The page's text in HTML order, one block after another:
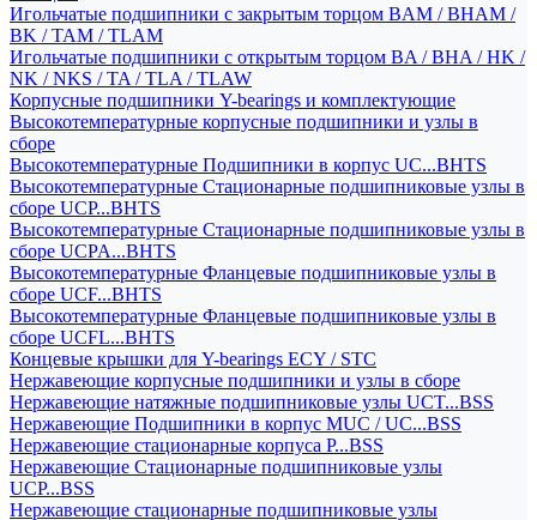
Игольчатые подшипники с закрытым торцом BAM / BHAM /
BK / TAM / TLAM
Игольчатые подшипники с открытым торцом BA / BHA / HK /
NK / NKS / TA / TLA / TLAW
Корпусные подшипники Y-bearings и комплектующие
Высокотемпературные корпусные подшипники и узлы в
сборе
Высокотемпературные Подшипники в корпус UC...BHTS
Высокотемпературные Стационарные подшипниковые узлы в
сборе UCP...BHTS
Высокотемпературные Стационарные подшипниковые узлы в
сборе UCPA...BHTS
Высокотемпературные Фланцевые подшипниковые узлы в
сборе UCF...BHTS
Высокотемпературные Фланцевые подшипниковые узлы в
сборе UCFL...BHTS
Концевые крышки для Y-bearings ECY / STC
Нержавеющие корпусные подшипники и узлы в сборе
Нержавеющие натяжные подшипниковые узлы UCT...BSS
Нержавеющие Подшипники в корпус MUC / UC...BSS
Нержавеющие стационарные корпуса P...BSS
Нержавеющие Стационарные подшипниковые узлы
UCP...BSS
Нержавеющие стационарные подшипниковые узлы